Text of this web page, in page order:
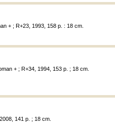
+ ; R+23, 1993, 158 p. : 18 cm.
+ ; R+34, 1994, 153 p. ; 18 cm.
141 p. ; 18 cm.